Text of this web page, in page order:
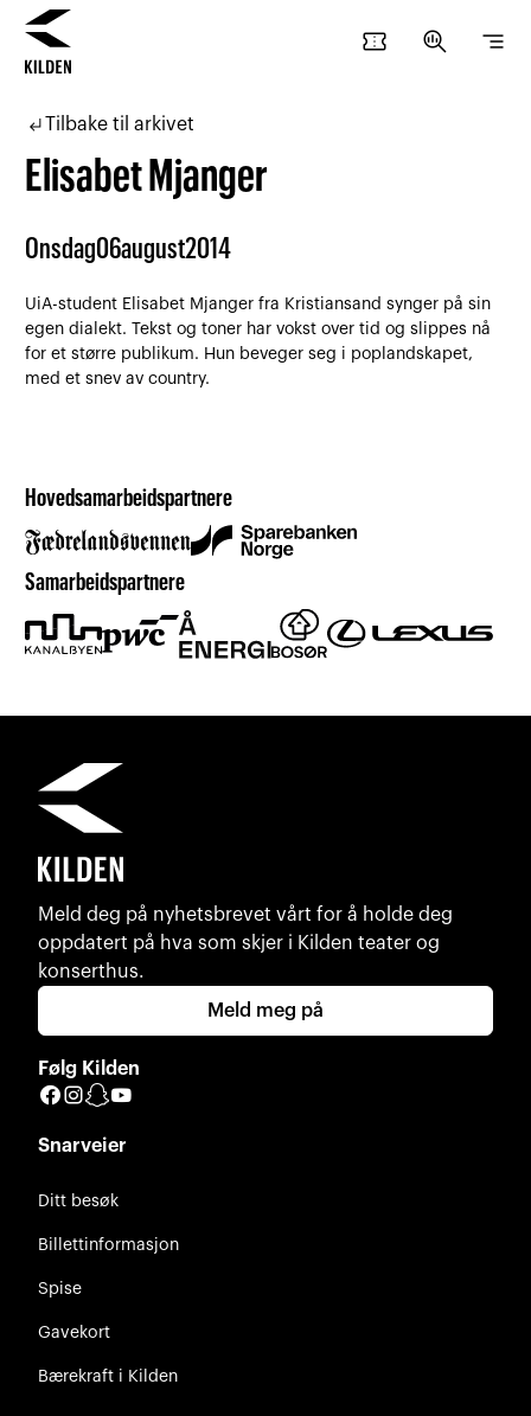
confirmation_number search_insights segment
subdirectory_arrow_leftTilbake til arkivet
Elisabet Mjanger
Onsdag06august2014
UiA-student Elisabet Mjanger fra Kristiansand synger på sin
egen dialekt. Tekst og toner har vokst over tid og slippes nå
for et større publikum. Hun beveger seg i poplandskapet,
med et snev av country.
Hovedsamarbeidspartnere
Samarbeidspartnere
Meld deg på nyhetsbrevet vårt for å holde deg
oppdatert på hva som skjer i Kilden teater og
konserthus.
Meld meg på
Følg Kilden
Facebook
Instagram
Snapchat
Snarveier
Ditt besøk
Billettinformasjon
Spise
Gavekort
Bærekraft i Kilden